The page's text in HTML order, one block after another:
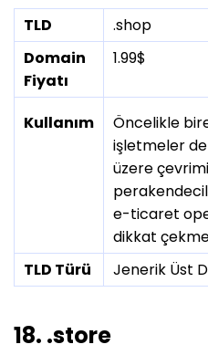
TLD
.shop
Domain
Fiyatı
1.99$
Kullanım
Öncelikle
işletmeler
üzere
e-ticaret
dikkat
TLD Türü
Jenerik Üst
18. .store